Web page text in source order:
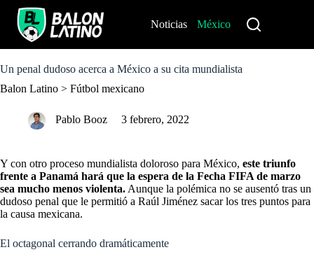
o
o
Noticias México
Un penal dudoso acerca a México a su cita mundialista
Balon Latino > Fútbol mexicano
Pablo Booz 3 febrero, 2022
Y con otro proceso mundialista doloroso para México, este triunfo
frente a Panamá hará que la espera de la Fecha FIFA de marzo
sea mucho menos violenta. Aunque la polémica no se ausentó tras un
dudoso penal que le permitió a Raúl Jiménez sacar los tres puntos para
la causa mexicana.
El octagonal cerrando dramáticamente